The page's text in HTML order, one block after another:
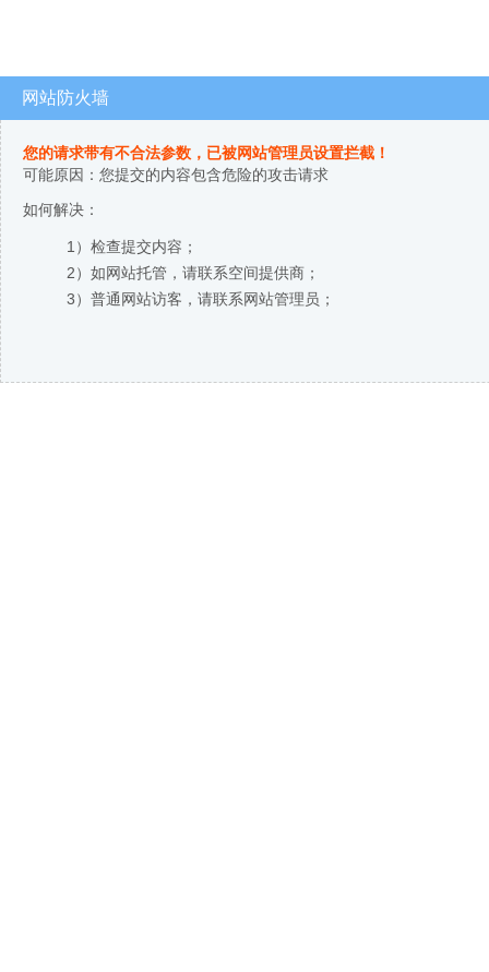
网站防火墙
您的请求带有不合法参数，已被网站管理员设置拦截！
可能原因：您提交的内容包含危险的攻击请求
如何解决：
1）检查提交内容；
2）如网站托管，请联系空间提供商；
3）普通网站访客，请联系网站管理员；